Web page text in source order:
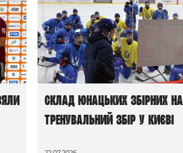
Склад юнацьких збірних на
тренувальний збір у Києві